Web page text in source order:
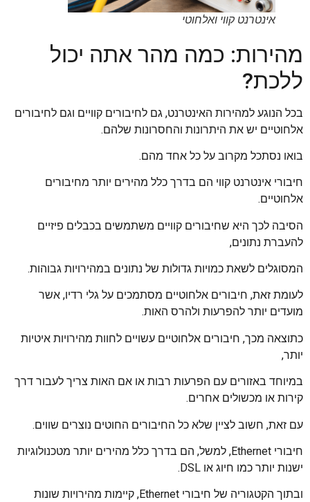
אינטרנט קווי ואלחוטי
מהירות: כמה מהר אתה יכול
ללכת?
בכל הנוגע למהירות האינטרנט, גם לחיבורים קוויים וגם לחיבורים
אלחוטיים יש את היתרונות והחסרונות שלהם.
בואו נסתכל מקרוב על כל אחד מהם.
חיבורי אינטרנט קווי הם בדרך כלל מהירים יותר מחיבורים
אלחוטיים.
הסיבה לכך היא שחיבורים קוויים משתמשים בכבלים פיזיים
להעברת נתונים,
המסוגלים לשאת כמויות גדולות של נתונים במהירויות גבוהות.
לעומת זאת, חיבורים אלחוטיים מסתמכים על גלי רדיו, אשר
מועדים יותר להפרעות ולהרס האות.
כתוצאה מכך, חיבורים אלחוטיים עשויים לחוות מהירויות איטיות
יותר,
במיוחד באזורים עם הפרעות רבות או אם האות צריך לעבור דרך
קירות או מכשולים אחרים.
עם זאת, חשוב לציין שלא כל החיבורים החוטים נוצרים שווים.
חיבורי Ethernet, למשל, הם בדרך כלל מהירים יותר מטכנולוגיות
ישנות יותר כמו חיוג או DSL.
ובתוך הקטגוריה של חיבורי Ethernet, קיימות מהירויות שונות